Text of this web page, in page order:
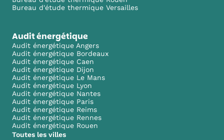
Bureau d'étude thermique Versailles
Audit énergétique
Audit énergétique Angers
Audit énergétique Bordeaux
Audit énergétique Caen
Audit énergétique Dijon
Audit énergétique Le Mans
Audit énergétique Lyon
Audit énergétique Nantes
Audit énergétique Paris
Audit énergétique Reims
Audit énergétique Rennes
Audit énergétique Rouen
Toutes les villes